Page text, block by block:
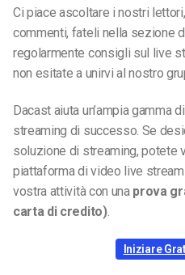
Ci piace ascoltare i nostri
commenti, fateli nella sezione
regolarmente consigli sul live
non esitate a unirvi al nostro
Dacast aiuta un’ampia gamma
streaming di successo. Se
soluzione di streaming, potete
piattaforma di video live
vostra attività con una prova
carta di credito).
Iniziare